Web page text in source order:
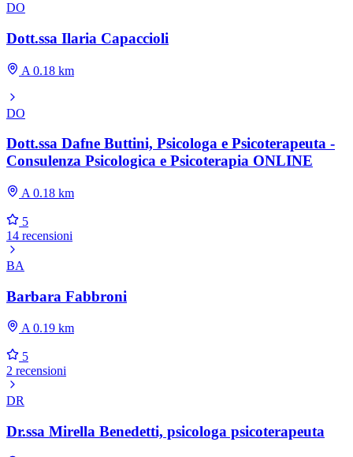
DO
Dott.ssa Ilaria Capaccioli
A 0.18 km
DO
Dott.ssa Dafne Buttini, Psicologa e Psicoterapeuta -
Consulenza Psicologica e Psicoterapia ONLINE
A 0.18 km
5
14 recensioni
BA
Barbara Fabbroni
A 0.19 km
5
2 recensioni
DR
Dr.ssa Mirella Benedetti, psicologa psicoterapeuta